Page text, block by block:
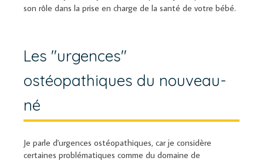
son rôle dans la prise en charge de la santé de votre bébé.
Les "urgences"
ostéopathiques du nouveau-
né
Je parle d'urgences ostéopathiques, car je considère
certaines problématiques comme du domaine de